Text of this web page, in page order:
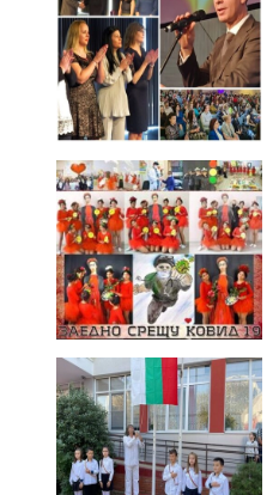
Касабова,
k.kassabova@flagman.bg
Главен
редактор:
office@flagman.bg
Коментарите
статиите
въвеждат
читателите
редакцията
отговорност